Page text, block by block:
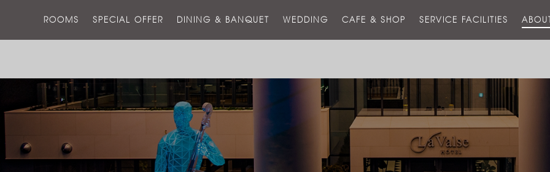
호
ROOMS SPECIAL OFFER DINING & BANQUET WEDDING CAFE & SHOP SERVICE FACILITIES